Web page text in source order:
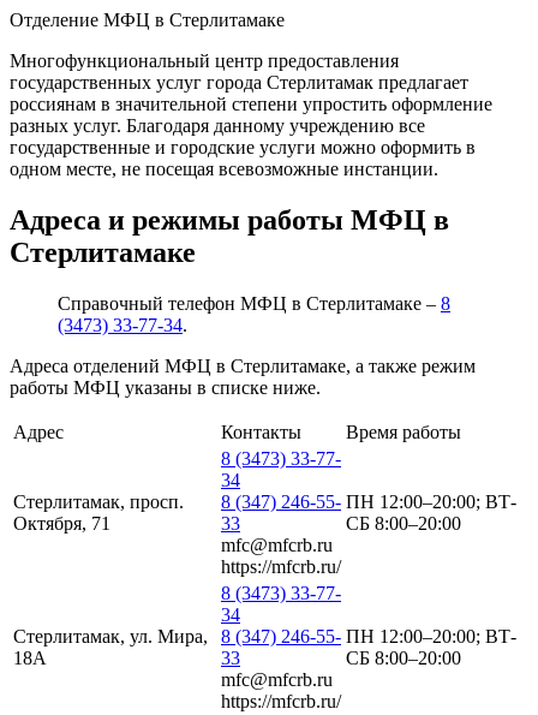
Отделение МФЦ в Стерлитамаке
Многофункциональный центр предоставления
государственных услуг города Стерлитамак предлагает
россиянам в значительной степени упростить оформление
разных услуг. Благодаря данному учреждению все
государственные и городские услуги можно оформить в
одном месте, не посещая всевозможные инстанции.
Адреса и режимы работы МФЦ в
Стерлитамаке
Справочный телефон МФЦ в Стерлитамаке – 8
(3473) 33-77-34.
Адреса отделений МФЦ в Стерлитамаке, а также режим
работы МФЦ указаны в списке ниже.
Адрес Контакты Время работы
Стерлитамак, просп.
Октября, 71
8 (3473) 33-77-
34
8 (347) 246-55-
33
mfc@mfcrb.ru
https://mfcrb.ru/
ПН 12:00–20:00; ВТ-
СБ 8:00–20:00
Стерлитамак, ул. Мира,
18А
8 (3473) 33-77-
34
8 (347) 246-55-
33
mfc@mfcrb.ru
https://mfcrb.ru/
ПН 12:00–20:00; ВТ-
СБ 8:00–20:00